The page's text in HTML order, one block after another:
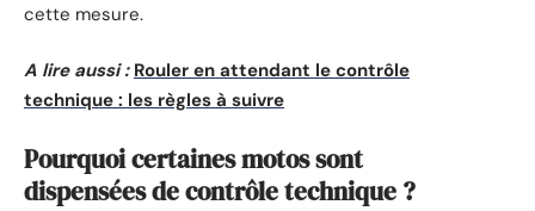
cette mesure.
A lire aussi : Rouler en attendant le contrôle
technique : les règles à suivre
Pourquoi certaines motos sont
dispensées de contrôle technique ?